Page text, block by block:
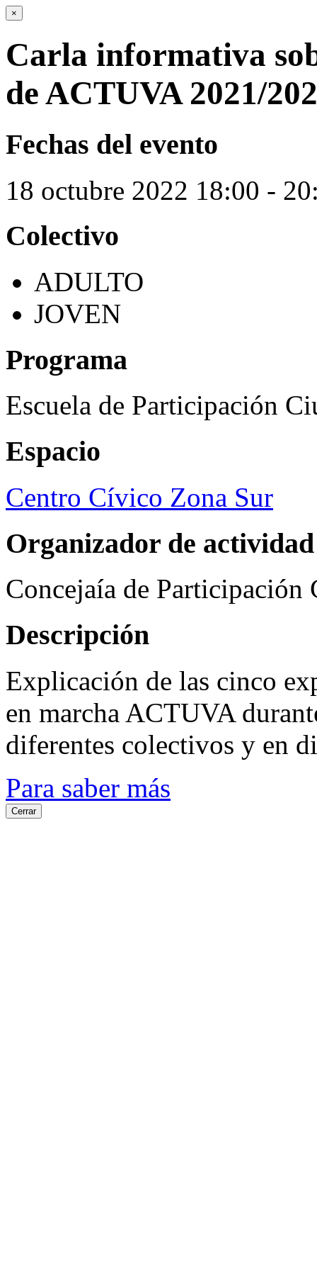
×
Carla informativa
de ACTUVA 2021/
Fechas del evento
18 octubre 2022 18:00 -
Colectivo
ADULTO
JOVEN
Programa
Escuela de Participación
Espacio
Centro Cívico Zona Sur
Organizador de actividad
Concejaía de Participación
Descripción
Explicación de las cinco
en marcha ACTUVA
diferentes colectivos y en
Para saber más
Cerrar